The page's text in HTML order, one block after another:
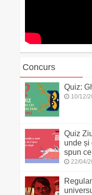
Concurs
Quiz:
10/12/
Quiz
unde și
spun
22/04/